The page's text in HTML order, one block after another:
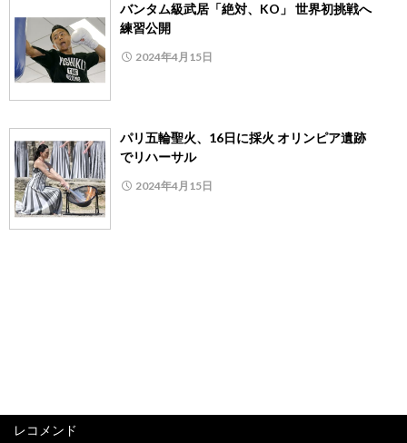
バンタム級武居「絶対、KO」 世界初挑戦へ
練習公開
2024年4月15日
パリ五輪聖火、16日に採火 オリンピア遺跡
でリハーサル
2024年4月15日
レコメンド